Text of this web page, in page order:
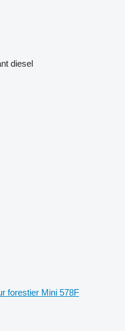
diesel
forestier Mini 578F